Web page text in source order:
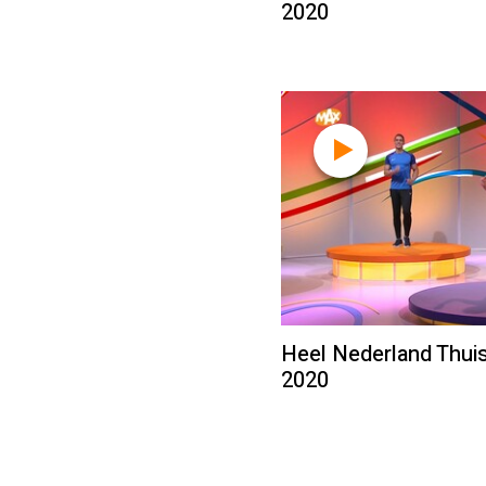
2020
Heel Nederland
2020